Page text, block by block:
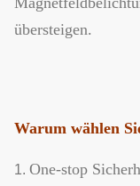
übersteigen.
Warum wählen
1. One-stop